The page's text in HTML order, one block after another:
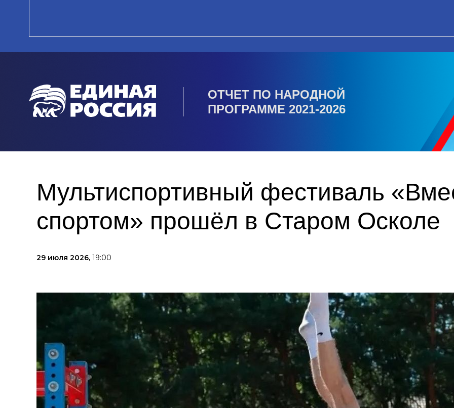
ОТЧЕТ ПО НАРОДНОЙ
ПРОГРАММЕ 2021-2026
Мультиспортивный фестиваль
спортом» прошёл в Старом Осколе
29 июля 2026, 19:00